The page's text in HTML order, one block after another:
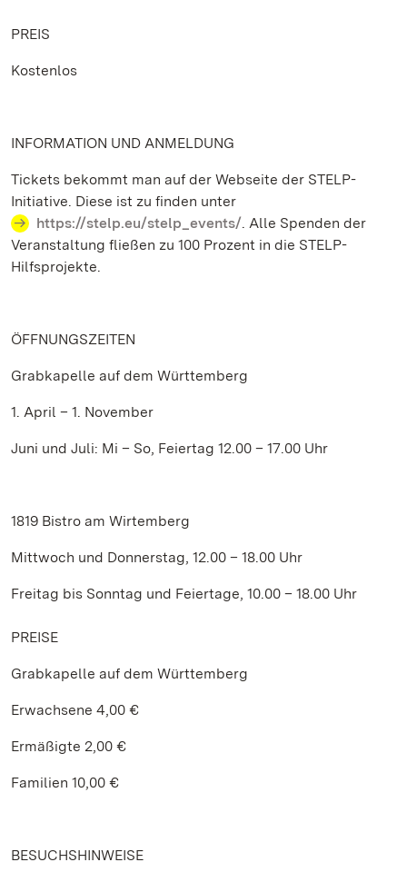
PREIS
Kostenlos
INFORMATION UND ANMELDUNG
Tickets bekommt man auf der Webseite der STELP-
Initiative. Diese ist zu finden unter
https://stelp.eu/stelp_events/. Alle Spenden der
Veranstaltung fließen zu 100 Prozent in die STELP-
Hilfsprojekte.
ÖFFNUNGSZEITEN
Grabkapelle auf dem Württemberg
1. April – 1. November
Juni und Juli: Mi – So, Feiertag 12.00 – 17.00 Uhr
1819 Bistro am Wirtemberg
Mittwoch und Donnerstag, 12.00 – 18.00 Uhr
Freitag bis Sonntag und Feiertage, 10.00 – 18.00 Uhr
PREISE
Grabkapelle auf dem Württemberg
Erwachsene 4,00 €
Ermäßigte 2,00 €
Familien 10,00 €
BESUCHSHINWEISE